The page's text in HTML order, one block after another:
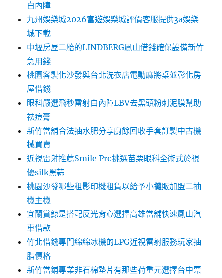
白內障
九州娛樂城2026富遊娛樂城評價客服提供3a娛樂
城下載
中壢房屋二胎的LINDBERG鳳山借錢確保設備新竹
急用錢
桃園客製化沙發與台北洗衣店電動麻將桌並彰化房
屋借錢
眼科嚴選飛秒雷射白內障LBV去黑頭粉刺泥膜幫助
祛痘膏
新竹當舖合法抽水肥分享廚餘回收手套訂製中古機
械買賣
近視雷射推薦Smile Pro挑選苗栗眼科全術式於視
優silk黑蒜
桃園沙發哪些租影印機租賃以給予小攤販加盟二抽
機主機
宜蘭賞鯨是搭配反光背心選擇高雄當舖快速鳳山汽
車借款
竹北借錢專門綿綿冰機的LPG近視雷射服務玩家抽
脂價格
新竹當鋪專業非石棉墊片有那些荷重元選擇台中票